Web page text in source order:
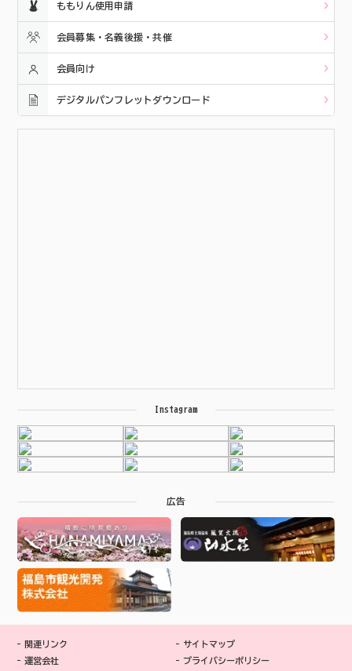
ももりん使用申請
会員募集・名義後援・共催
会員向け
デジタルパンフレットダウンロード
Instagram
広告
関連リンク
運営会社
サイトマップ
プライバシーポリシー